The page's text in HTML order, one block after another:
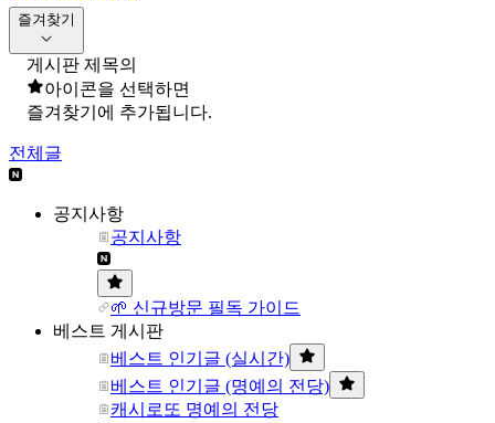
즐겨찾기
게시판 제목의
아이콘을 선택하면
즐겨찾기에 추가됩니다.
전체글
공지사항
공지사항
🌱 신규방문 필독 가이드
베스트 게시판
베스트 인기글 (실시간)
베스트 인기글 (명예의 전당)
캐시로또 명예의 전당